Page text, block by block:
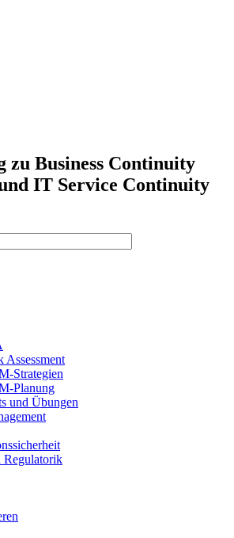
zu Business Continuity
IT Service Continuity
Assessment
Strategien
Planung
und Übungen
Regulatorik